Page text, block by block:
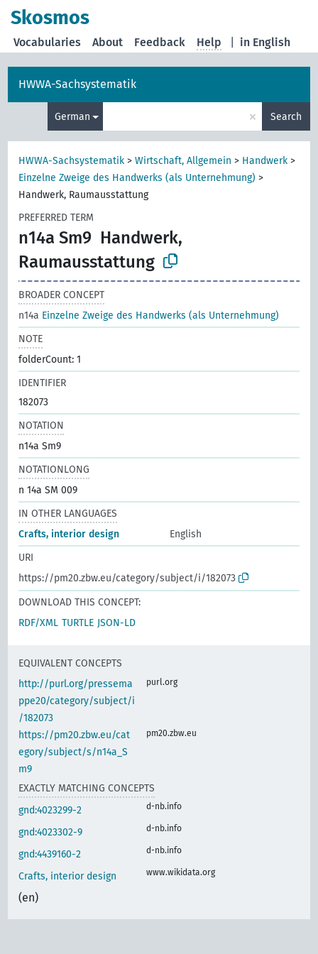
Skosmos
in English
Vocabularies About Feedback Help
HWWA-Sachsystematik
German × Search
HWWA-Sachsystematik >Wirtschaft, Allgemein > Handwerk >
Einzelne Zweige des Handwerks (als Unternehmung) >
Handwerk, Raumausstattung
PREFERRED TERM
n14a Sm9 Handwerk,
Raumausstattung
BROADER CONCEPT
n14a Einzelne Zweige des Handwerks (als Unternehmung)
NOTE
folderCount: 1
IDENTIFIER
182073
NOTATION
n14a Sm9
NOTATIONLONG
n 14a SM 009
IN OTHER LANGUAGES
Crafts, interior design
English
URI
https://pm20.zbw.eu/category/subject/i/182073
DOWNLOAD THIS CONCEPT:
RDF/XML TURTLE JSON-LD
EQUIVALENT CONCEPTS
http://purl.org/pressema
ppe20/category/subject/i
/182073
purl.org
https://pm20.zbw.eu/cat
egory/subject/s/n14a_S
m9
pm20.zbw.eu
EXACTLY MATCHING CONCEPTS
gnd:4023299-2
d-nb.info
gnd:4023302-9 d-nb.info
gnd:4439160-2 d-nb.info
Crafts, interior design
(en)
www.wikidata.org